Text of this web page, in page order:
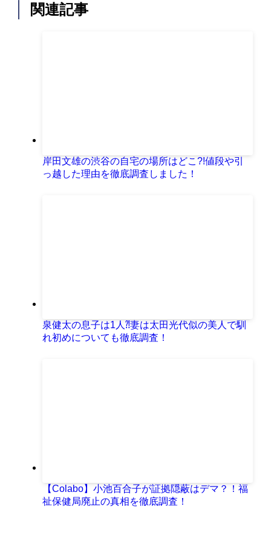
関連記事
岸田文雄の渋谷の自宅の場所はどこ?!値段や引
っ越した理由を徹底調査しました！
泉健太の息子は1人⁈妻は太田光代似の美人で馴
れ初めについても徹底調査！
【Colabo】小池百合子が証拠隠蔽はデマ？！福
祉保健局廃止の真相を徹底調査！